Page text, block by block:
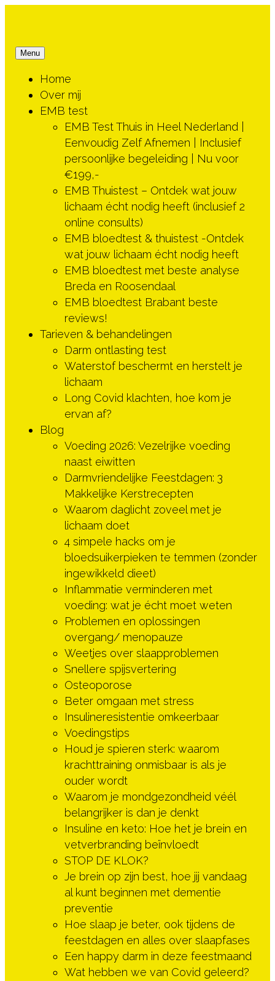
de
inhoud
Menu
Home
Over mij
EMB test
EMB Test Thuis in Heel Nederland |
Eenvoudig Zelf Afnemen | Inclusief
persoonlijke begeleiding | Nu voor
€199,-
EMB Thuistest – Ontdek wat jouw
lichaam écht nodig heeft (inclusief 2
online consults)
EMB bloedtest & thuistest -Ontdek
wat jouw lichaam écht nodig heeft
EMB bloedtest met beste analyse
Breda en Roosendaal
EMB bloedtest Brabant beste
reviews!
Tarieven & behandelingen
Darm ontlasting test
Waterstof beschermt en herstelt je
lichaam
Long Covid klachten, hoe kom je
ervan af?
Blog
Voeding 2026: Vezelrijke voeding
naast eiwitten
Darmvriendelijke Feestdagen: 3
Makkelijke Kerstrecepten
Waarom daglicht zoveel met je
lichaam doet
4 simpele hacks om je
bloedsuikerpieken te temmen (zonder
ingewikkeld dieet)
Inflammatie verminderen met
voeding: wat je écht moet weten
Problemen en oplossingen
overgang/ menopauze
Weetjes over slaapproblemen
Snellere spijsvertering
Osteoporose
Beter omgaan met stress
Insulineresistentie omkeerbaar
Voedingstips
Houd je spieren sterk: waarom
krachttraining onmisbaar is als je
ouder wordt
Waarom je mondgezondheid véél
belangrijker is dan je denkt
Insuline en keto: Hoe het je brein en
vetverbranding beïnvloedt
STOP DE KLOK?
Je brein op zijn best, hoe jij vandaag
al kunt beginnen met dementie
preventie
Hoe slaap je beter, ook tijdens de
feestdagen en alles over slaapfases
Een happy darm in deze feestmaand
Wat hebben we van Covid geleerd?